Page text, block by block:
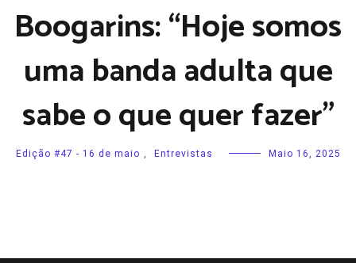
Boogarins: “Hoje somos
uma banda adulta que
sabe o que quer fazer”
Edição #47 - 16 de maio , Entrevistas Maio 16, 2025